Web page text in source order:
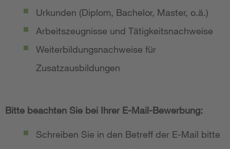
Urkunden (Diplom, Bachelor, Master, o.ä.)
Arbeitszeugnisse und Tätigkeitsnachweise
Weiterbildungsnachweise für
Zusatzausbildungen
Bitte beachten Sie bei Ihrer E-Mail-Bewerbung:
Schreiben Sie in den Betreff der E-Mail bitte